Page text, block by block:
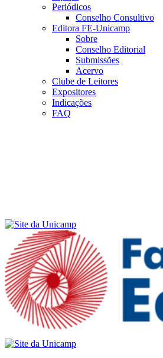
Periódicos
Conselho Consultivo
Editora FE-Unicamp
Sobre
Conselho Editorial
Submissões
Acervo
Clube de Leitores
Expositores
Indicações
FAQ